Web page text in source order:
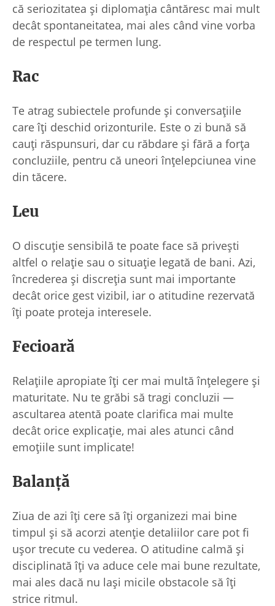
că seriozitatea și diplomația cântăresc mai mult
decât spontaneitatea, mai ales când vine vorba
de respectul pe termen lung.
Rac
Te atrag subiectele profunde și conversațiile
care îți deschid orizonturile. Este o zi bună să
cauți răspunsuri, dar cu răbdare și fără a forța
concluziile, pentru că uneori înțelepciunea vine
din tăcere.
Leu
O discuție sensibilă te poate face să privești
altfel o relație sau o situație legată de bani. Azi,
încrederea și discreția sunt mai importante
decât orice gest vizibil, iar o atitudine rezervată
îți poate proteja interesele.
Fecioară
Relațiile apropiate îți cer mai multă înțelegere și
maturitate. Nu te grăbi să tragi concluzii —
ascultarea atentă poate clarifica mai multe
decât orice explicație, mai ales atunci când
emoțiile sunt implicate!
Balanță
Ziua de azi îți cere să îți organizezi mai bine
timpul și să acorzi atenție detaliilor care pot fi
ușor trecute cu vederea. O atitudine calmă și
disciplinată îți va aduce cele mai bune rezultate,
mai ales dacă nu lași micile obstacole să îți
strice ritmul.